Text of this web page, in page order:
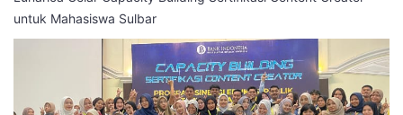
untuk Mahasiswa Sulbar